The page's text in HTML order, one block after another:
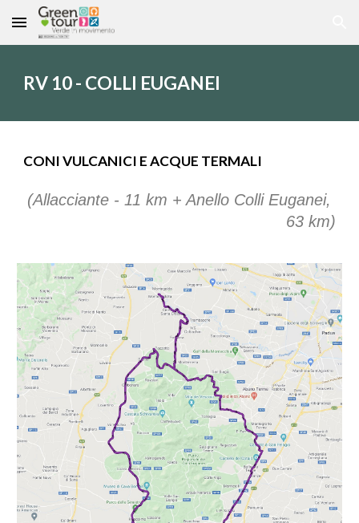
Skip to main content
RV 10 - COLLI EUGANEI
CONI VULCANICI E ACQUE TERMALI
(Allacciante - 11 km + Anello Colli Euganei,
63km)